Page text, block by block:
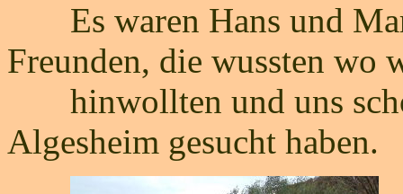
Es waren Hans und
Freunden, die wussten wo
hinwollten und uns
Algesheim gesucht haben.